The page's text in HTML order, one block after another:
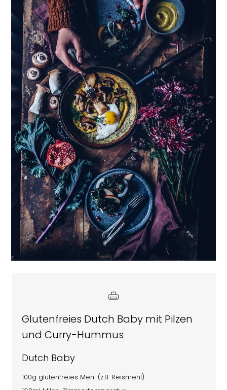
Glutenfreies Dutch Baby mit Pilzen
und Curry-Hummus
Dutch Baby
100g glutenfreies Mehl (z.B. Reismehl)